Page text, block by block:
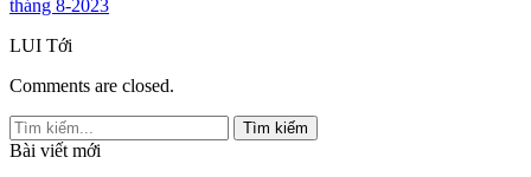
tháng 8-2023
LUI Tới
Comments are closed.
Bài viết mới